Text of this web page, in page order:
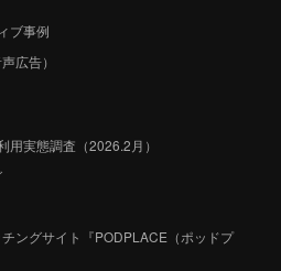
ブ事例
広告）
用実態調査（2026.2月）
ングサイト『PODPLACE（ポッドプ